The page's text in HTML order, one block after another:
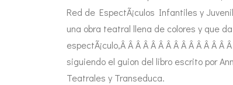
Red de EspectÃ¡culos Infantiles y
una obra teatral llena de colores y que
espectÃ¡culo,Â Â Â Â Â Â Â Â Â Â Â Â Â Â
siguiendo el guion del libro escrito por
Teatrales y Transeduca.